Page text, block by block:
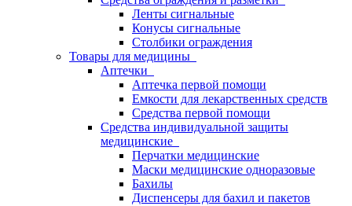
Ленты сигнальные
Конусы сигнальные
Столбики ограждения
Товары для медицины
Аптечки
Аптечка первой помощи
Емкости для лекарственных средств
Средства первой помощи
Средства индивидуальной защиты
медицинские
Перчатки медицинские
Маски медицинские одноразовые
Бахилы
Диспенсеры для бахил и пакетов